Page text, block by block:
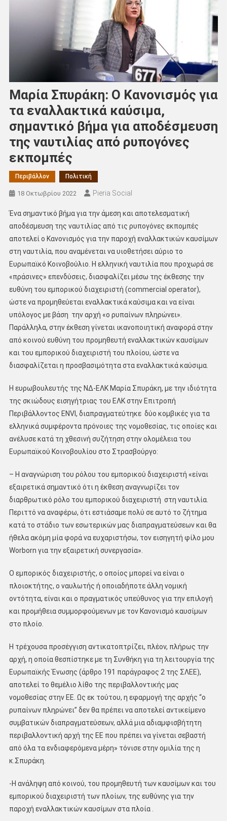
Μαρία Σπυράκη: Ο Κανονισμός για
τα εναλλακτικά καύσιμα,
σημαντικό βήμα για αποδέσμευση
της ναυτιλίας από ρυπογόνες
εκπομπές
Περιβάλλον Πολιτική
18 Οκτωβρίου 2022 Pieria Social
Ένα σημαντικό βήμα για την άμεση και αποτελεσματική
αποδέσμευση της ναυτιλίας από τις ρυπογόνες εκπομπές
αποτελεί ο Κανονισμός για την παροχή εναλλακτικών καυσίμων
στη ναυτιλία, που αναμένεται να υιοθετήσει αύριο το
Ευρωπαϊκό Κοινοβούλιο. Η ελληνική ναυτιλία που προχωρά σε
«πράσινες» επενδύσεις, διασφαλίζει μέσω της έκθεσης την
ευθύνη του εμπορικού διαχειριστή (commercial operator),
ώστε να προμηθεύεται εναλλακτικά καύσιμα και να είναι
υπόλογος με βάση την αρχή «ο ρυπαίνων πληρώνει».
Παράλληλα, στην έκθεση γίνεται ικανοποιητική αναφορά στην
από κοινού ευθύνη του προμηθευτή εναλλακτικών καυσίμων
και του εμπορικού διαχειριστή του πλοίου, ώστε να
διασφαλίζεται η προσβασιμότητα στα εναλλακτικά καύσιμα.
Η ευρωβουλευτής της ΝΔ-ΕΛΚ Μαρία Σπυράκη, με την ιδιότητα
της σκιώδους εισηγήτριας του ΕΛΚ στην Επιτροπή
Περιβάλλοντος ENVI, διαπραγματεύτηκε δύο κομβικές για τα
ελληνικά συμφέροντα πρόνοιες της νομοθεσίας, τις οποίες και
ανέλυσε κατά τη χθεσινή συζήτηση στην ολομέλεια του
Ευρωπαϊκού Κοινοβουλίου στο Στρασβούργο:
– Η αναγνώριση του ρόλου του εμπορικού διαχειριστή «είναι
εξαιρετικά σημαντικό ότι η έκθεση αναγνωρίζει τον
διαρθρωτικό ρόλο του εμπορικού διαχειριστή στη ναυτιλία.
Περιττό να αναφέρω, ότι εστιάσαμε πολύ σε αυτό το ζήτημα
κατά το στάδιο των εσωτερικών μας διαπραγματεύσεων και θα
ήθελα ακόμη μία φορά να ευχαριστήσω, τον εισηγητή φίλο μου
Worborn για την εξαιρετική συνεργασία».
Ο εμπορικός διαχειριστής, ο οποίος μπορεί να είναι ο
πλοιοκτήτης, ο ναυλωτής ή οποιαδήποτε άλλη νομική
οντότητα, είναι και ο πραγματικός υπεύθυνος για την επιλογή
και προμήθεια συμμορφούμενων με τον Κανονισμό καυσίμων
στο πλοίο.
Η τρέχουσα προσέγγιση αντικατοπτρίζει, πλέον, πλήρως την
αρχή, η οποία θεσπίστηκε με τη Συνθήκη για τη λειτουργία της
Ευρωπαϊκής Ένωσης (άρθρο 191 παράγραφος 2 της ΣΛΕΕ),
αποτελεί το θεμέλιο λίθο της περιβαλλοντικής μας
νομοθεσίας στην ΕΕ. Ως εκ τούτου, η εφαρμογή της αρχής “ο
ρυπαίνων πληρώνει” δεν θα πρέπει να αποτελεί αντικείμενο
συμβατικών διαπραγματεύσεων, αλλά μια αδιαμφισβήτητη
περιβαλλοντική αρχή της ΕΕ που πρέπει να γίνεται σεβαστή
από όλα τα ενδιαφερόμενα μέρη» τόνισε στην ομιλία της η
κ.Σπυράκη.
-Η ανάληψη από κοινού, του προμηθευτή των καυσίμων και του
εμπορικού διαχειριστή των πλοίων, της ευθύνης για την
παροχή εναλλακτικών καυσίμων στα πλοία .